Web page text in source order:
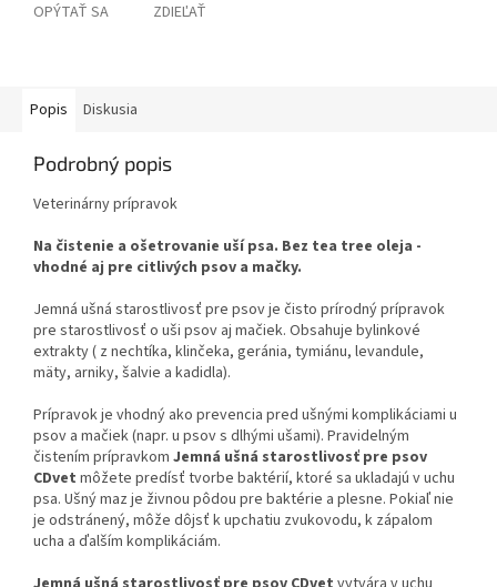
OPÝTAŤ SA ZDIEĽAŤ
Popis Diskusia
Podrobný popis
Veterinárny prípravok
Na čistenie a ošetrovanie uší psa. Bez tea tree oleja -
vhodné aj pre citlivých psov a mačky.
Jemná ušná starostlivosť pre psov je čisto prírodný prípravok
pre starostlivosť o uši psov aj mačiek. Obsahuje bylinkové
extrakty ( z nechtíka, klinčeka, geránia, tymiánu, levandule,
mäty, arniky, šalvie a kadidla).
Prípravok je vhodný ako prevencia pred ušnými komplikáciami u
psov a mačiek (napr. u psov s dlhými ušami). Pravidelným
čistením prípravkom Jemná ušná starostlivosť pre psov
CDvet môžete predísť tvorbe baktérií, ktoré sa ukladajú v uchu
psa. Ušný maz je živnou pôdou pre baktérie a plesne. Pokiaľ nie
je odstránený, môže dôjsť k upchatiu zvukovodu, k zápalom
ucha a ďalším komplikáciám.